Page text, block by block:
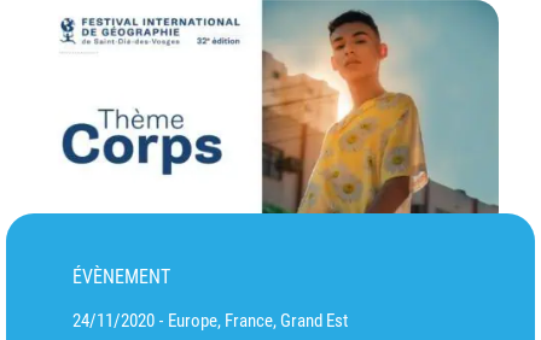
ÉVÈNEMENT
24/11/2020 - Europe, France, Grand Est